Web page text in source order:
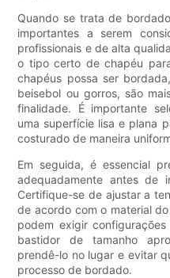
Quando se trata de
importantes a serem
profissionais e de alta
o tipo certo de chapéu
chapéus possa ser
beisebol ou gorros, são
finalidade. É importante
uma superfície lisa e plana
costurado de maneira
Em seguida, é essencial
adequadamente antes de
Certifique-se de ajustar a
de acordo com o material
podem exigir
bastidor de tamanho
prendê-lo no lugar e evitar
processo de bordado.